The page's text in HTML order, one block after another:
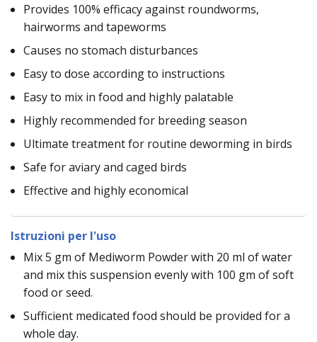
Provides 100% efficacy against roundworms,
hairworms and tapeworms
Causes no stomach disturbances
Easy to dose according to instructions
Easy to mix in food and highly palatable
Highly recommended for breeding season
Ultimate treatment for routine deworming in birds
Safe for aviary and caged birds
Effective and highly economical
Istruzioni per l'uso
Mix 5 gm of Mediworm Powder with 20 ml of water
and mix this suspension evenly with 100 gm of soft
food or seed.
Sufficient medicated food should be provided for a
whole day.